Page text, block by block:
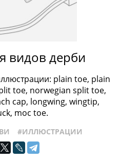
видов дерби
plain toe, plain
toe, norwegian split toe,
cap, longwing, wingtip,
moc toe.
#ИЛЛЮСТРАЦИИ